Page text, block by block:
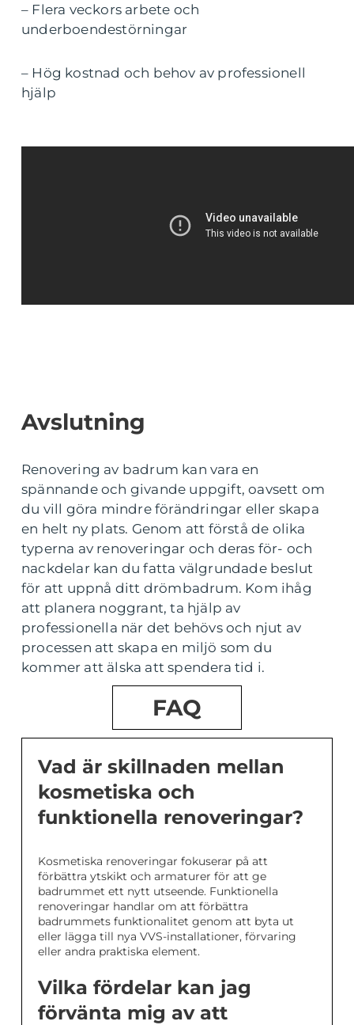
– Flera veckors arbete och
underboendestörningar
– Hög kostnad och behov av professionell
hjälp
Avslutning
Renovering av badrum kan vara en
spännande och givande uppgift, oavsett om
du vill göra mindre förändringar eller skapa
en helt ny plats. Genom att förstå de olika
typerna av renoveringar och deras för- och
nackdelar kan du fatta välgrundade beslut
för att uppnå ditt drömbadrum. Kom ihåg
att planera noggrant, ta hjälp av
professionella när det behövs och njut av
processen att skapa en miljö som du
kommer att älska att spendera tid i.
FAQ
Vad är skillnaden mellan
kosmetiska och
funktionella renoveringar?
Kosmetiska renoveringar fokuserar på att
förbättra ytskikt och armaturer för att ge
badrummet ett nytt utseende. Funktionella
renoveringar handlar om att förbättra
badrummets funktionalitet genom att byta ut
eller lägga till nya VVS-installationer, förvaring
eller andra praktiska element.
Vilka fördelar kan jag
förvänta mig av att